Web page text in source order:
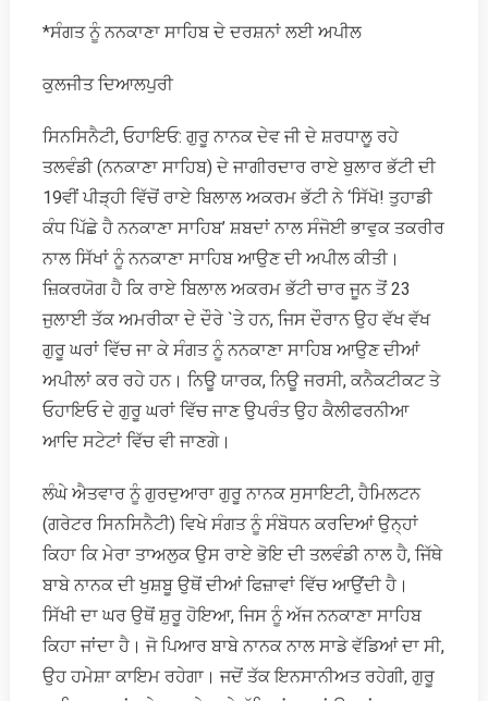
ਤੁਹਾਡੀ
ਨਨਕਾਣਾ
ਸਾਹਿਬ:
ਰਾਏ
ਭੱਟੀ
*ਸੰਗਤ ਨੂੰ ਨਨਕਾਣਾ ਸਾਹਿਬ ਦੇ ਦਰਸ਼ਨਾਂ ਲਈ ਅਪੀਲ
ਕੁਲਜੀਤ ਦਿਆਲਪੁਰੀ
ਸਿਨਸਿਨੈਟੀ, ਓਹਾਇਓ: ਗੁਰੂ ਨਾਨਕ ਦੇਵ ਜੀ ਦੇ ਸ਼ਰਧਾਲੂ ਰਹੇ
ਤਲਵੰਡੀ (ਨਨਕਾਣਾ ਸਾਹਿਬ) ਦੇ ਜਾਗੀਰਦਾਰ ਰਾਏ ਬੁਲਾਰ ਭੱਟੀ ਦੀ
19ਵੀਂ ਪੀੜ੍ਹੀ ਵਿੱਚੋਂ ਰਾਏ ਬਿਲਾਲ ਅਕਰਮ ਭੱਟੀ ਨੇ ‘ਸਿੱਖੋ! ਤੁਹਾਡੀ
ਕੰਧ ਪਿੱਛੇ ਹੈ ਨਨਕਾਣਾ ਸਾਹਿਬ’ ਸ਼ਬਦਾਂ ਨਾਲ ਸੰਜੋਈ ਭਾਵੁਕ ਤਕਰੀਰ
ਨਾਲ ਸਿੱਖਾਂ ਨੂੰ ਨਨਕਾਣਾ ਸਾਹਿਬ ਆਉਣ ਦੀ ਅਪੀਲ ਕੀਤੀ।
ਜ਼ਿਕਰਯੋਗ ਹੈ ਕਿ ਰਾਏ ਬਿਲਾਲ ਅਕਰਮ ਭੱਟੀ ਚਾਰ ਜੂਨ ਤੋਂ 23
ਜੁਲਾਈ ਤੱਕ ਅਮਰੀਕਾ ਦੇ ਦੌਰੇ `ਤੇ ਹਨ, ਜਿਸ ਦੌਰਾਨ ਉਹ ਵੱਖ ਵੱਖ
ਗੁਰੂ ਘਰਾਂ ਵਿੱਚ ਜਾ ਕੇ ਸੰਗਤ ਨੂੰ ਨਨਕਾਣਾ ਸਾਹਿਬ ਆਉਣ ਦੀਆਂ
ਅਪੀਲਾਂ ਕਰ ਰਹੇ ਹਨ। ਨਿਊ ਯਾਰਕ, ਨਿਊ ਜਰਸੀ, ਕਨੈਕਟੀਕਟ ਤੇ
ਓਹਾਇਓ ਦੇ ਗੁਰੂ ਘਰਾਂ ਵਿੱਚ ਜਾਣ ਉਪਰੰਤ ਉਹ ਕੈਲੀਫਰਨੀਆ
ਆਦਿ ਸਟੇਟਾਂ ਵਿੱਚ ਵੀ ਜਾਣਗੇ।
ਲੰਘੇ ਐਤਵਾਰ ਨੂੰ ਗੁਰਦੁਆਰਾ ਗੁਰੂ ਨਾਨਕ ਸੁਸਾਇਟੀ, ਹੈਮਿਲਟਨ
(ਗਰੇਟਰ ਸਿਨਸਿਨੈਟੀ) ਵਿਖੇ ਸੰਗਤ ਨੂੰ ਸੰਬੋਧਨ ਕਰਦਿਆਂ ਉਨ੍ਹਾਂ
ਕਿਹਾ ਕਿ ਮੇਰਾ ਤਾਅਲੁਕ ਉਸ ਰਾਏ ਭੋਇ ਦੀ ਤਲਵੰਡੀ ਨਾਲ ਹੈ, ਜਿੱਥੇ
ਬਾਬੇ ਨਾਨਕ ਦੀ ਖੁਸ਼ਬੂ ਉਥੋਂ ਦੀਆਂ ਫਿਜ਼ਾਵਾਂ ਵਿੱਚ ਆਉਂਦੀ ਹੈ।
ਸਿੱਖੀ ਦਾ ਘਰ ਉਥੋਂ ਸ਼ੁਰੂ ਹੋਇਆ, ਜਿਸ ਨੂੰ ਅੱਜ ਨਨਕਾਣਾ ਸਾਹਿਬ
ਕਿਹਾ ਜਾਂਦਾ ਹੈ। ਜੋ ਪਿਆਰ ਬਾਬੇ ਨਾਨਕ ਨਾਲ ਸਾਡੇ ਵੱਡਿਆਂ ਦਾ ਸੀ,
ਉਹ ਹਮੇਸ਼ਾ ਕਾਇਮ ਰਹੇਗਾ। ਜਦੋਂ ਤੱਕ ਇਨਸਾਨੀਅਤ ਰਹੇਗੀ, ਗੁਰੂ